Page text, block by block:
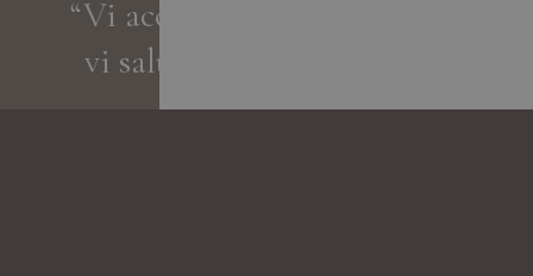
“Vi accogliamo come ospiti,
vi salutiamo come amici.„